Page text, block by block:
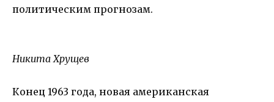
политическим прогнозам.
Никита Хрущев
Конец 1963 года, новая американская